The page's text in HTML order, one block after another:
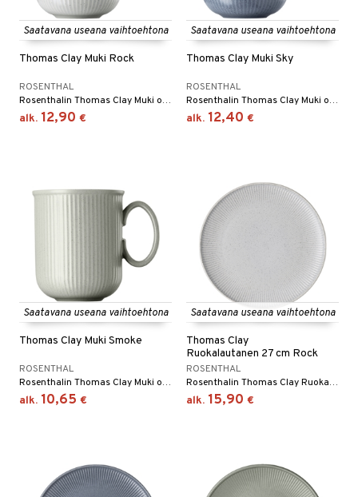
Saatavana useana vaihtoehtona
Thomas Clay Muki Rock
ROSENTHAL
Rosenthalin Thomas Clay Muki on kivikeraaminen muki vekitetyllä kuviolla yläosasta mukin jalkaa kohden. Saatavana useita eri värejä.
alk. 12,90 €
Saatavana useana vaihtoehtona
Thomas Clay Muki Sky
ROSENTHAL
Rosenthalin Thomas Clay Muki on kivikeraaminen muki vekitetyllä kuviolla yläosasta mukin jalkaa kohden. Saatavana useita eri värejä.
alk. 12,40 €
Saatavana useana vaihtoehtona
Thomas Clay Muki Smoke
ROSENTHAL
Rosenthalin Thomas Clay Muki on kivikeraaminen muki vekitetyllä kuviolla yläosasta mukin jalkaa kohden. Saatavana useita eri värejä.
alk. 10,65 €
Saatavana useana vaihtoehtona
Thomas Clay
Ruokalautanen 27 cm Rock
ROSENTHAL
Rosenthalin Thomas Clay Ruokalautanen 27 cm on kivikeraaminen lautanen vekitetyllä kuviolla lautasen yläosasta keskelle. Saatavana useita eri värejä.
alk. 15,90 €